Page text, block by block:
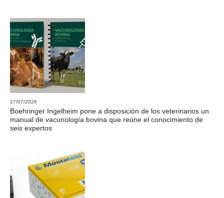
27/07/2026
Boehringer Ingelheim pone a disposición de los veterinarios un
manual de vacunología bovina que reúne el conocimiento de
seis expertos